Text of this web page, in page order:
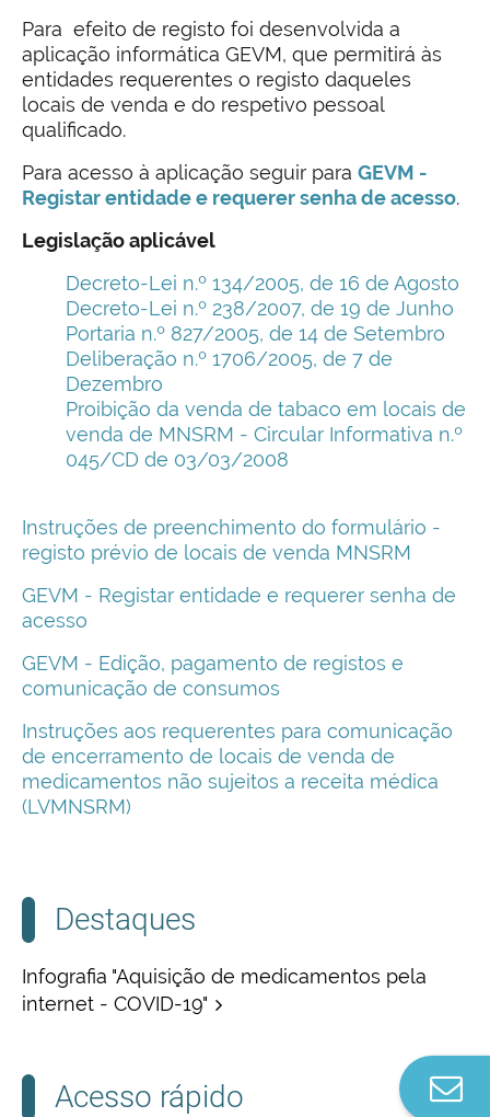
Para efeito de registo foi desenvolvida a
aplicação informática GEVM, que permitirá às
entidades requerentes o registo daqueles
locais de venda e do respetivo pessoal
qualificado.
Para acesso à aplicação seguir para GEVM -
Registar entidade e requerer senha de acesso.
Legislação aplicável
Decreto-Lei n.º 134/2005, de 16 de Agosto
Decreto-Lei n.º 238/2007, de 19 de Junho
Portaria n.º 827/2005, de 14 de Setembro
Deliberação n.º 1706/2005, de 7 de
Dezembro
Proibição da venda de tabaco em locais de
venda de MNSRM - Circular Informativa n.º
045/CD de 03/03/2008
Instruções de preenchimento do formulário -
registo prévio de locais de venda MNSRM
GEVM - Registar entidade e requerer senha de
acesso
GEVM - Edição, pagamento de registos e
comunicação de consumos
Instruções aos requerentes para comunicação
de encerramento de locais de venda de
medicamentos não sujeitos a receita médica
(LVMNSRM)
Destaques
Infografia "Aquisição de medicamentos pela
internet - COVID-19"
Acesso rápido